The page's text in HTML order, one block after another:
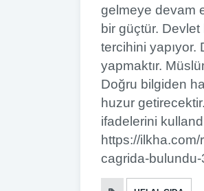
gelmeye devam
bir güçtür.
tercihini
yapmaktır.
Doğru bilgiden
huzur
ifadelerini
https://
cagrida-